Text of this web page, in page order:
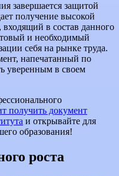
завершается защитой
получение высокой
в состав данного
и необходимый
себя на рынке труда.
напечатанный по
уверенным в своем
получить документ
и открывайте для
образования!
роста